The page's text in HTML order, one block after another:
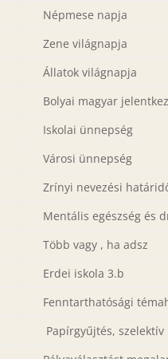
Népmese napja
Zene világnapja
Állatok világnapja
Bolyai magyar
Iskolai ünnepség
Városi ünnepség
Zrínyi nevezési
Mentális egészség és
Több vagy , ha adsz
Erdei iskola 3.b
Fenntarthatósági
Papírgyűjtés,